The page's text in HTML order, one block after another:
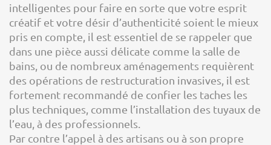
intelligentes pour faire en sorte que votre esprit
créatif et votre désir d’authenticité soient le mieux
pris en compte, il est essentiel de se rappeler que
dans une pièce aussi délicate comme la salle de
bains, ou de nombreux aménagements requièrent
des opérations de restructuration invasives, il est
fortement recommandé de confier les taches les
plus techniques, comme l’installation des tuyaux de
l’eau, à des professionnels.
Par contre l’appel à des artisans ou à son propre